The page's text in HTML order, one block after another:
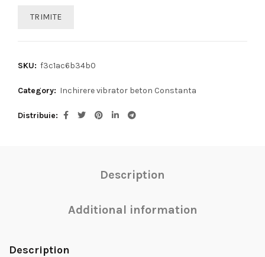
SKU: f3c1ac6b34b0
Category: Inchirere vibrator beton Constanta
Distribuie
Description
Additional information
Description